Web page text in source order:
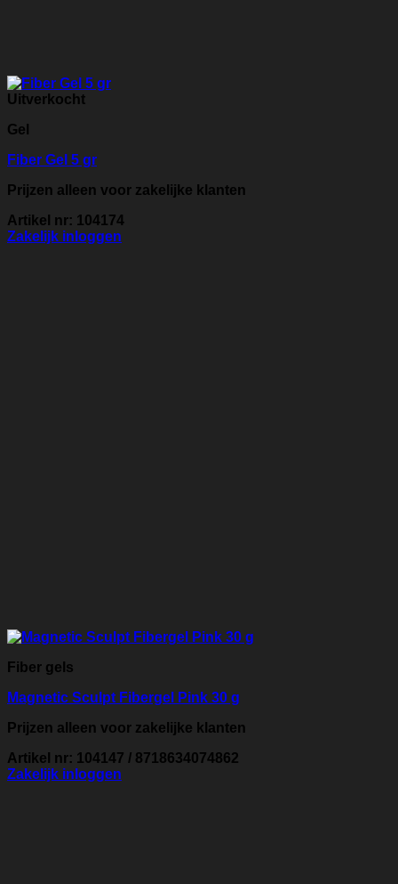
Uitverkocht
Gel
Fiber Gel 5 gr
Prijzen alleen voor zakelijke klanten
Artikel nr: 104174
Zakelijk inloggen
Fiber gels
Magnetic Sculpt Fibergel Pink 30 g
Prijzen alleen voor zakelijke klanten
Artikel nr: 104147 / 8718634074862
Zakelijk inloggen